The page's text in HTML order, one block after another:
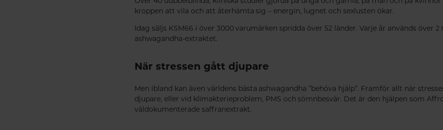
kroppen att vila och att återhämta sig – energin, lugnet och sexlusten ökar.
Idag säljs KSM66 i över 3000 varumärken spridda över 52 länder. Varje år används över
ashwagandha-extraktet.
När stressen gått djupare
Men ibland kan även världens bästa ashwagandha ”behöva hjälp”. Framför allt när
djupare, eller vid klimakterieproblem, PMS och sömnbesvär. Det är den hjälpen som
väldokumenterade saffranextrakt.